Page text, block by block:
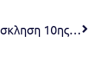
Πρόσκληση 10ης συνεδρίασης Δ.Σ. 2023